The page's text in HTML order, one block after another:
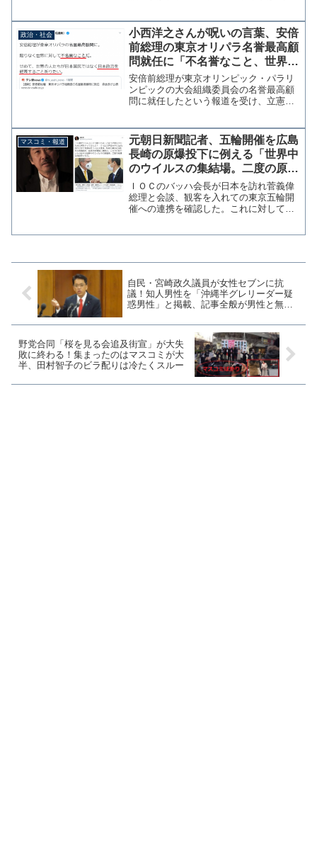
ている。ネット上では韓国メディアによ
る妨害工作を疑う声が多...
政治・社会
小西洋之さんが呪いの言葉、安倍
前総理の東京オリパラ名誉最高顧
問就任に「不名誉なこと、世界の
人たちが日本政治を軽蔑すること
祈りたい」
安倍前総理が東京オリンピック・パラリ
ンピックの大会組織委員会の名誉最高顧
問に就任したという報道を受け、立憲民
だ。せめて、世界の人たちが日本国民で
はなく日本政治を軽蔑す...
マスコミ・報道
元朝日新聞記者、五輪開催を広島
長崎の原爆投下に例える「世界中
のウイルスの集結場。二度の原爆
同様歴史に残る」
ＩＯＣのバッハ会長が日本を訪れ菅義偉
総理と会談、観客を入れての東京五輪開
催への連携を確認した。これに対して元
自民・宮崎政久議員が女性セブンに抗
議！知人男性を「沖縄半グレリーダー疑
惑男性」と掲載、記事全般が男性と無関
野党合同「桜を見る会追及街宣」が大失
敗に終わる！集まったのはマスコミが大
半、田村智子のビラ配りは冷たくスルー